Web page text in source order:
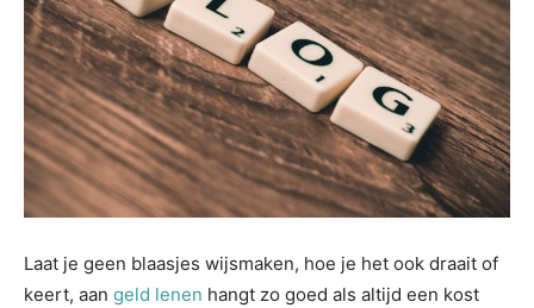
Laat je geen blaasjes wijsmaken, hoe je het ook draait of
keert, aan geld lenen hangt zo goed als altijd een kost